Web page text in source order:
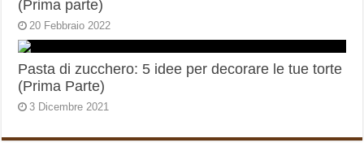
(Prima parte)
20 Febbraio 2022
Pasta di zucchero: 5 idee per decorare le tue torte
(Prima Parte)
3 Dicembre 2021